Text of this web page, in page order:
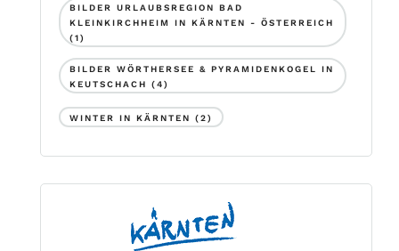
BILDER URLAUBSREGION BAD
KLEINKIRCHHEIM IN KÄRNTEN - ÖSTERREICH
(1)
BILDER WÖRTHERSEE & PYRAMIDENKOGEL IN
KEUTSCHACH
(4)
WINTER IN KÄRNTEN (2)